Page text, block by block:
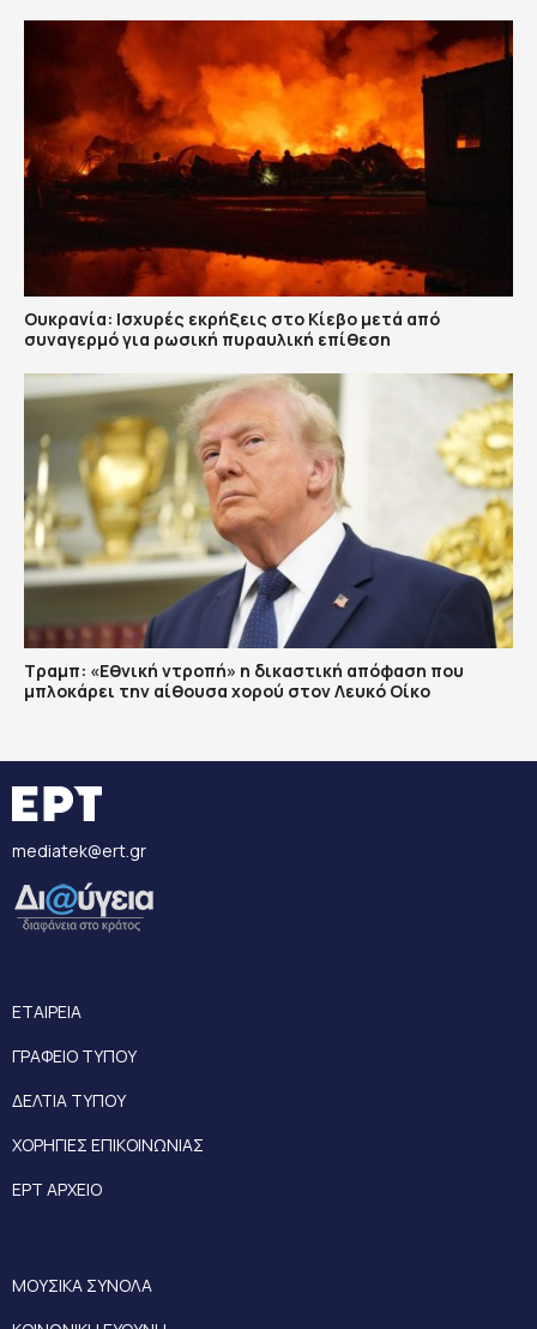
Ουκρανία: Ισχυρές εκρήξεις στο Κίεβο μετά από
συναγερμό για ρωσική πυραυλική επίθεση
Τραμπ: «Εθνική ντροπή» η δικαστική απόφαση που
μπλοκάρει την αίθουσα χορού στον Λευκό Οίκο
mediatek@ert.gr
ΕΤΑΙΡΕΙΑ
ΓΡΑΦΕΙΟ ΤΥΠΟΥ
ΔΕΛΤΙΑ ΤΥΠΟΥ
ΧΟΡΗΓΙΕΣ ΕΠΙΚΟΙΝΩΝΙΑΣ
ΕΡΤ ΑΡΧΕΙΟ
ΜΟΥΣΙΚΑ ΣΥΝΟΛΑ